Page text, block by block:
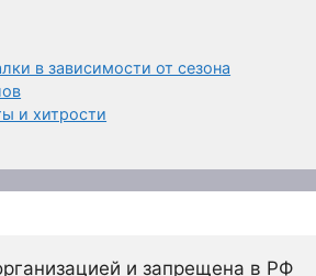
в зависимости от сезона
и хитрости
и запрещена в РФ